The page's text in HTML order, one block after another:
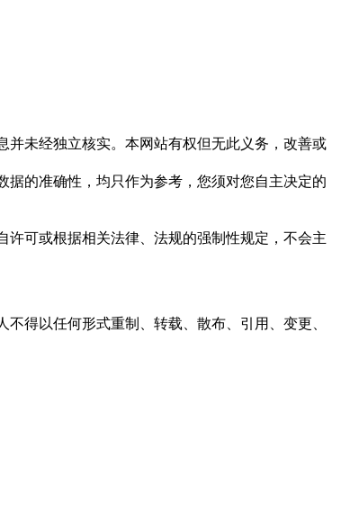
并未经独立核实。本网站有权但无此义务，改善或
据的准确性，均只作为参考，您须对您自主决定的
许可或根据相关法律、法规的强制性规定，不会主
不得以任何形式重制、转载、散布、引用、变更、